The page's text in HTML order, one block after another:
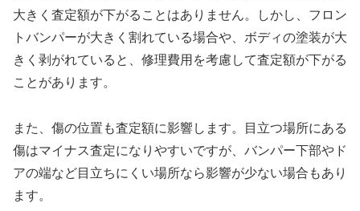
大きく査定額が下がることはありません。しかし、フロン
トバンパーが大きく割れている場合や、ボディの塗装が大
きく剥がれていると、修理費用を考慮して査定額が下がる
ことがあります。
また、傷の位置も査定額に影響します。目立つ場所にある
傷はマイナス査定になりやすいですが、バンパー下部やド
アの端など目立ちにくい場所なら影響が少ない場合もあり
ます。